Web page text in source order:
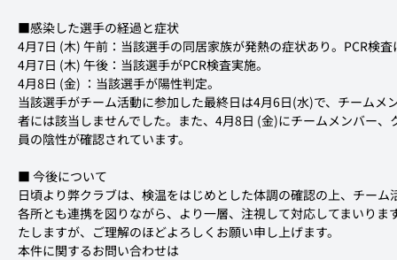
■感染した選手の経過と症状
4月7日 (木) 午前：当該選手の同居家族が発熱の症状あり。PCR検
4月7日 (木) 午後：当該選手がPCR検査実施。
4月8日 (金) ：当該選手が陽性判定。
当該選手がチーム活動に参加した最終日は4月6日(水)で、チームメ
者には該当しませんでした。また、4月8日 (金)にチームメンバー
員の陰性が確認されています。
■ 今後について
日頃より弊クラブは、検温をはじめとした体調の確認の上、チー
各所とも連携を図りながら、より一層、注視して対応してまいり
たしますが、ご理解のほどよろしくお願い申し上げます。
本件に関するお問い合わせは